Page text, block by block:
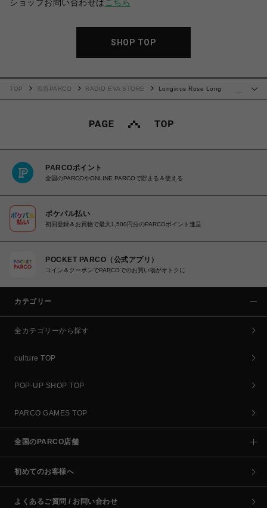
ショップお問い合わせは こちら
SHOP TOP
TOP 渋谷PARCO RADIO EVA STORE
Longinus Rose Long
PARCOポイント
全国のPARCOやONLINE PARCOで貯まる＆使える
ポケパル払い
初回登録＆お買物で最大1,500円分のPARCOポイント進呈
POCKET PARCO（公式アプリ）
コイン＆クーポンでPARCOでのお買い物がオトクに
カテゴリー
全カテゴリーから探す
culture TOP
POP-UP SHOP TOP
PARCO GAMES TOP
全国のPARCO店舗
初めてのお客様へ
よくあるご質問 / お問い合わせ